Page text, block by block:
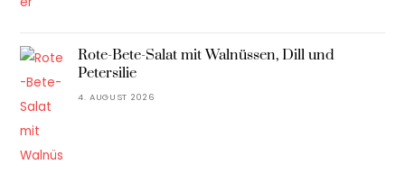
Rote-Bete-Salat mit Walnüssen, Dill und
Petersilie
4. AUGUST 2026